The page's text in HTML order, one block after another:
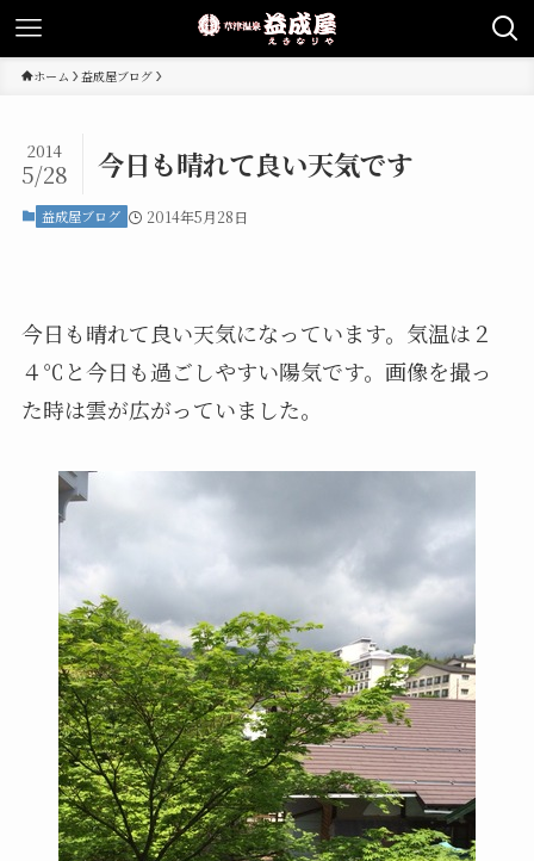
ホーム 益成屋ブログ
今日も晴れて良い天気です
2014
5/28
益成屋ブログ 2014年5月28日
今日も晴れて良い天気になっています。気温は２
４℃と今日も過ごしやすい陽気です。画像を撮っ
た時は雲が広がっていました。